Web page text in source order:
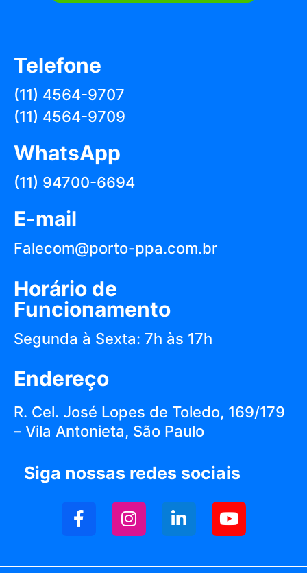
Telefone
(11) 4564-9707
(11) 4564-9709
WhatsApp
(11) 94700-6694
E-mail
Falecom@porto-ppa.com.br
Horário de
Funcionamento
Segunda à Sexta: 7h às 17h
Endereço
R. Cel. José Lopes de Toledo, 169/179
– Vila Antonieta, São Paulo
Siga nossas redes sociais